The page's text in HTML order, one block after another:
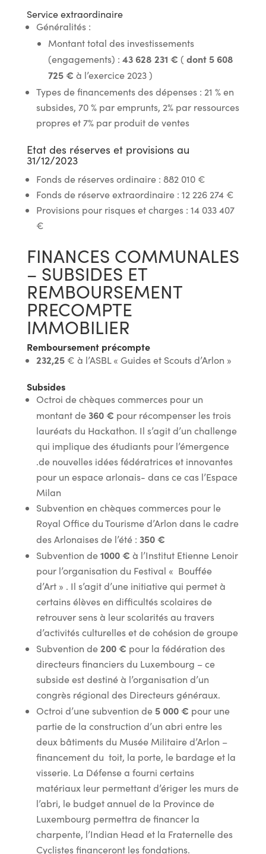
Service extraordinaire
Généralités :
Montant total des investissements
(engagements) : 43 628 231 € (dont 5 608
725 € à l’exercice 2023 )
Types de financements des dépenses : 21 % en
subsides, 70 % par emprunts, 2% par ressources
propres et 7% par produit de ventes
Etat des réserves et provisions au
31/12/2023
Fonds de réserves ordinaire : 882 010 €
Fonds de réserve extraordinaire : 12 226 274 €
Provisions pour risques et charges : 14 033 407
€
FINANCES COMMUNALES
– SUBSIDES ET
REMBOURSEMENT
PRECOMPTE
IMMOBILIER
Remboursement précompte
232,25€ à l’ASBL « Guides et Scouts d’Arlon »
Subsides
Octroi de chèques commerces pour un
montant de360 € pour récompenser les trois
lauréats du Hackathon. Il s’agit d’un challenge
qui implique des étudiants pour l’émergence
.de nouvelles idées fédératrices et innovantes
pour un espace arlonais- dans ce cas l’Espace
Milan
Subvention en chèques commerces pour le
Royal Office du Tourisme d’Arlon dans le cadre
des Arlonaises de l’été : 350 €
Subvention de1000 € à l’Institut Etienne Lenoir
pour l’organisation du Festival « Bouffée
d’Art » . Il s’agit d’une initiative qui permet à
certains élèves en difficultés scolaires de
retrouver sens à leur scolarités au travers
d’activités culturelles et de cohésion de groupe
Subvention de200 € pour la fédération des
directeurs financiers du Luxembourg – ce
subside est destiné à l’organisation d’un
congrès régional des Directeurs généraux.
Octroi d’une subvention de 5 000 € pour une
partie de la construction d’un abri entre les
deux bâtiments du Musée Militaire d’Arlon –
financement du toit, la porte, le bardage et la
visserie. La Défense a fourni certains
matériaux leur permettant d’ériger les murs de
l’abri, le budget annuel de la Province de
Luxembourg permettra de financer la
charpente, l’Indian Head et la Fraternelle des
Cyclistes financeront les fondations.